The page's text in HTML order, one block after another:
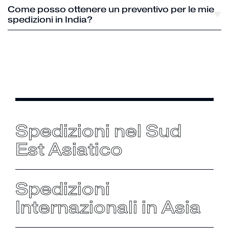
Come posso ottenere un preventivo per le mie
spedizioni in India?
Spedizioni nel Sud
Est Asiatico
Spedizioni
Internazionali in Asia